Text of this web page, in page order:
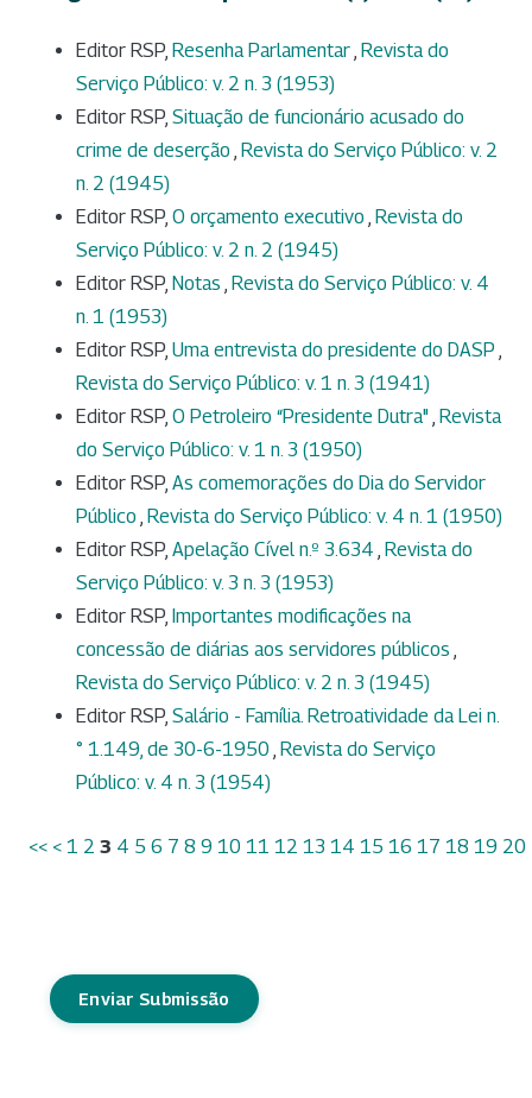
Editor RSP, Resenha Parlamentar, Revista do
Serviço Público: v. 2 n. 3 (1953)
Editor RSP, Situação de funcionário acusado do
crime de deserção , Revista do Serviço Público: v. 2
n. 2 (1945)
Editor RSP, O orçamento executivo , Revista do
Serviço Público: v. 2 n. 2 (1945)
Editor RSP, Notas , Revista do Serviço Público: v. 4
n. 1 (1953)
Editor RSP, Uma entrevista do presidente do DASP ,
Revista do Serviço Público: v. 1 n. 3 (1941)
Editor RSP, O Petroleiro “Presidente Dutra" , Revista
do Serviço Público: v. 1 n. 3 (1950)
Editor RSP, As comemorações do Dia do Servidor
Público , Revista do Serviço Público: v. 4 n. 1 (1950)
Editor RSP, Apelação Cível n.º 3.634 , Revista do
Serviço Público: v. 3 n. 3 (1953)
Editor RSP, Importantes modificações na
concessão de diárias aos servidores públicos ,
Revista do Serviço Público: v. 2 n. 3 (1945)
Editor RSP, Salário - Família. Retroatividade da Lei n.
° 1.149, de 30-6-1950 , Revista do Serviço
Público: v. 4 n. 3 (1954)
<< < 1 2 3 4 5 6 7 8 9 10 11 12 13 14 15 16 17 18 19 20
Enviar Submissão